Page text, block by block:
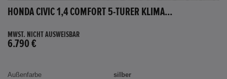
HONDA CIVIC 1,4 COMFORT 5-TÜRER KLIMA...
MWST. NICHT AUSWEISBAR
6.790 €
Außenfarbe
silber